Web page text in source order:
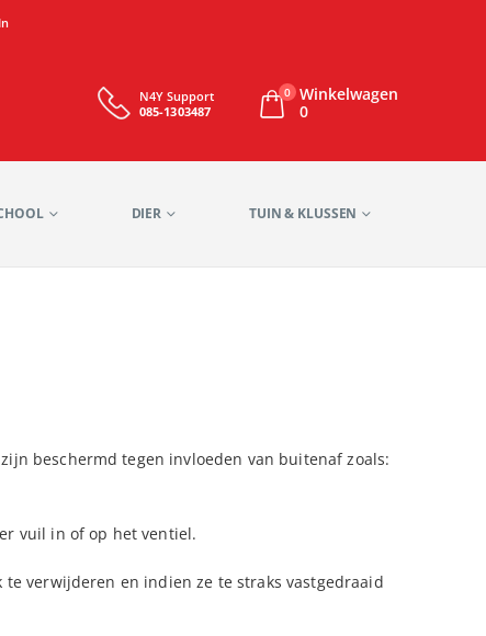
N4Y Support
085-1303487
0 Winkelwagen
0
DIER TUIN & KLUSSEN
beschermd tegen invloeden van buitenaf zoals:
vuil in of op het ventiel.
verwijderen en indien ze te straks vastgedraaid